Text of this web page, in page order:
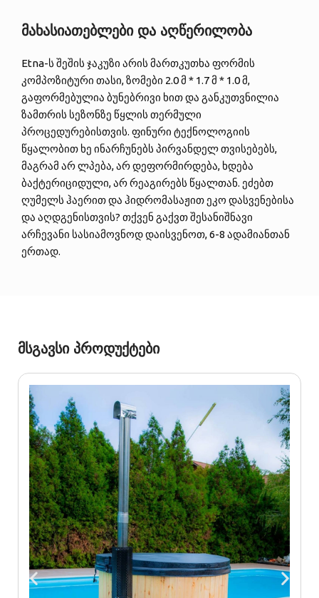
მახასიათებლები და აღწერილობა
Etna-ს შეშის ჯაკუზი არის მართკუთხა ფორმის
კომპოზიტური თასი, ზომები 2.0 მ * 1.7 მ * 1.0 მ,
გაფორმებულია ბუნებრივი ხით და განკუთვნილია
ზამთრის სეზონზე წყლის თერმული
პროცედურებისთვის. ფინური ტექნოლოგიის
წყალობით ხე ინარჩუნებს პირვანდელ თვისებებს,
მაგრამ არ ლპება, არ დეფორმირდება, ხდება
ბაქტერიციდული, არ რეაგირებს წყალთან. ეძებთ
ღუმელს ჰაერით და ჰიდრომასაჟით ეკო დასვენებისა
და აღდგენისთვის? თქვენ გაქვთ შესანიშნავი
არჩევანი სასიამოვნოდ დაისვენოთ, 6-8 ადამიანთან
ერთად.
მსგავსი პროდუქტები